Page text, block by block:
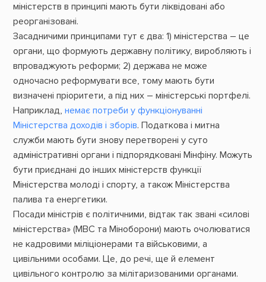
міністерств в принципі мають бути ліквідовані або
реорганізовані.
Засадничими принципами тут є два: 1) міністерства – це
органи, що формують державну політику, виробляють і
впроваджують реформи; 2) держава не може
одночасно реформувати все, тому мають бути
визначені пріоритети, а під них – міністерські портфелі.
Наприклад, немає потреби у функціонуванні
Міністерства доходів і зборів. Податкова і митна
служби мають бути знову перетворені у суто
адміністративні органи і підпорядковані Мінфіну. Можуть
бути приєднані до інших міністерств функції
Міністерства молоді і спорту, а також Міністерства
палива та енергетики.
Посади міністрів є політичними, відтак так звані «силові
міністерства» (МВС та Міноборони) мають очолюватися
не кадровими міліціонерами та військовими, а
цивільними особами. Це, до речі, ще й елемент
цивільного контролю за мілітаризованими органами.